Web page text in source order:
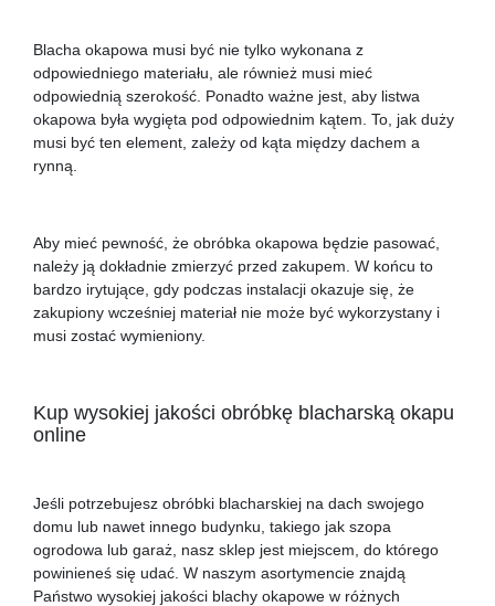
Blacha okapowa musi być nie tylko wykonana z
odpowiedniego materiału, ale również musi mieć
odpowiednią szerokość. Ponadto ważne jest, aby listwa
okapowa była wygięta pod odpowiednim kątem. To, jak duży
musi być ten element, zależy od kąta między dachem a
rynną.
Aby mieć pewność, że obróbka okapowa będzie pasować,
należy ją dokładnie zmierzyć przed zakupem. W końcu to
bardzo irytujące, gdy podczas instalacji okazuje się, że
zakupiony wcześniej materiał nie może być wykorzystany i
musi zostać wymieniony.
Kup wysokiej jakości obróbkę blacharską okapu
online
Jeśli potrzebujesz obróbki blacharskiej na dach swojego
domu lub nawet innego budynku, takiego jak szopa
ogrodowa lub garaż, nasz sklep jest miejscem, do którego
powinieneś się udać. W naszym asortymencie znajdą
Państwo wysokiej jakości blachy okapowe w różnych